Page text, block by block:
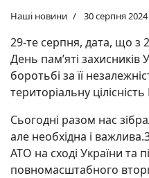
Наші новини 30 серпня 2024
29-те серпня, дата, що з
День пам’яті захисників
боротьбі за її
територіальну
Сьогодні разом нас
але необхідна і
АТО на сході України та
повномасштабного